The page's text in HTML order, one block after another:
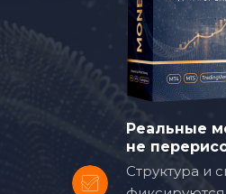
Реальные
не
Структура и